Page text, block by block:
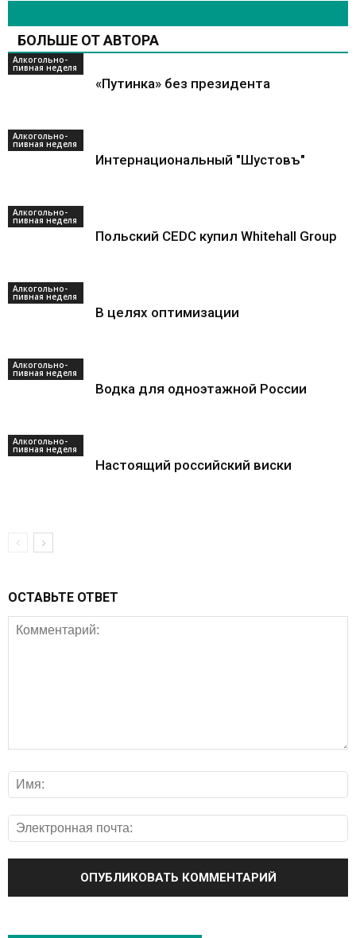
БОЛЬШЕ ОТ АВТОРА
Алкогольно-
пивная неделя
«Путинка» без президента
Алкогольно-
пивная неделя
Интернациональный "Шустовъ"
Алкогольно-
пивная неделя
Польский CEDC купил Whitehall Group
Алкогольно-
пивная неделя
В целях оптимизации
Алкогольно-
пивная неделя
Водка для одноэтажной России
Алкогольно-
пивная неделя
Настоящий российский виски
ОСТАВЬТЕ ОТВЕТ